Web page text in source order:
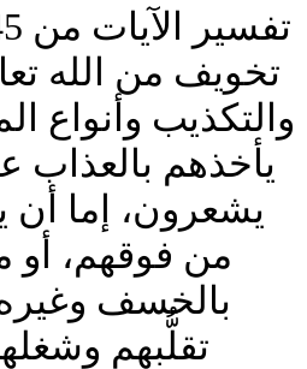
تخويف من الله
والتكذيب وأنواع
يأخذهم بالعذاب
يشعرون، إما أن
من فوقهم،
بالخسف
تقلُّبهم